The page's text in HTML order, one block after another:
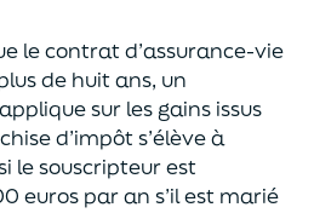
le contrat d’assurance-vie
de huit ans, un
sur les gains issus
d’impôts’élève à
le souscripteurest
euros par an s’il est marié